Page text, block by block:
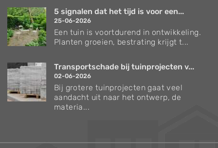
5 signalen dat het tijd is voor een...
25-06-2026
Een tuin is voortdurend in ontwikkeling.
Planten groeien, bestrating krijgt t...
Transportschade bij tuinprojecten v...
02-06-2026
Bij grotere tuinprojecten gaat veel
aandacht uit naar het ontwerp, de
materia...